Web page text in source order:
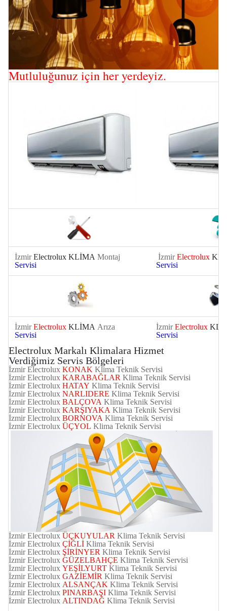
Mutluluğunuz için her yerdeyiz.
İzmirElectrolux KLİMA Montaj
Servisi
İzmirElectrolux
Servisi
İzmirElectrolux KLİMA Arıza
Servisi
İzmirElectrolux
Servisi
Electrolux Markalı Klimalara Hizmet
Verdiğimiz Servis Bölgeleri
İzmir Electrolux KONAK Klima Teknik Servisi
İzmir Electrolux KARABAĞLAR Klima Teknik Servisi
İzmir Electrolux HATAY Klima Teknik Servisi
İzmir Electrolux NARLIDERE Klima Teknik Servisi
İzmirElectrolux BALÇOVA Klima Teknik Servisi
İzmirElectrolux KARŞIYAKA Klima Teknik Servisi
İzmirElectrolux BORNOVA Klima Teknik Servisi
İzmirElectrolux ÜÇYOL Klima Teknik Servisi
İzmirElectrolux ÜÇKUYULAR Klima Teknik Servisi
İzmirElectrolux ÇİĞLİ Klima Teknik Servisi
İzmirElectrolux ŞİRİNYER Klima Teknik Servisi
İzmirElectrolux GÜZELBAHÇE Klima Teknik Servisi
İzmirElectrolux YEŞİLYURT Klima Teknik Servisi
İzmirElectrolux GAZİEMİR Klima Teknik Servisi
İzmirElectrolux ALSANÇAK Klima Teknik Servisi
İzmirElectrolux PINARBAŞI Klima Teknik Servisi
İzmirElectrolux ALTINDAĞ Klima Teknik Servisi